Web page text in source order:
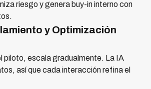
riesgo y genera buy-in interno con
y Optimización
piloto, escala gradualmente. La IA
así que cada interacción refina el